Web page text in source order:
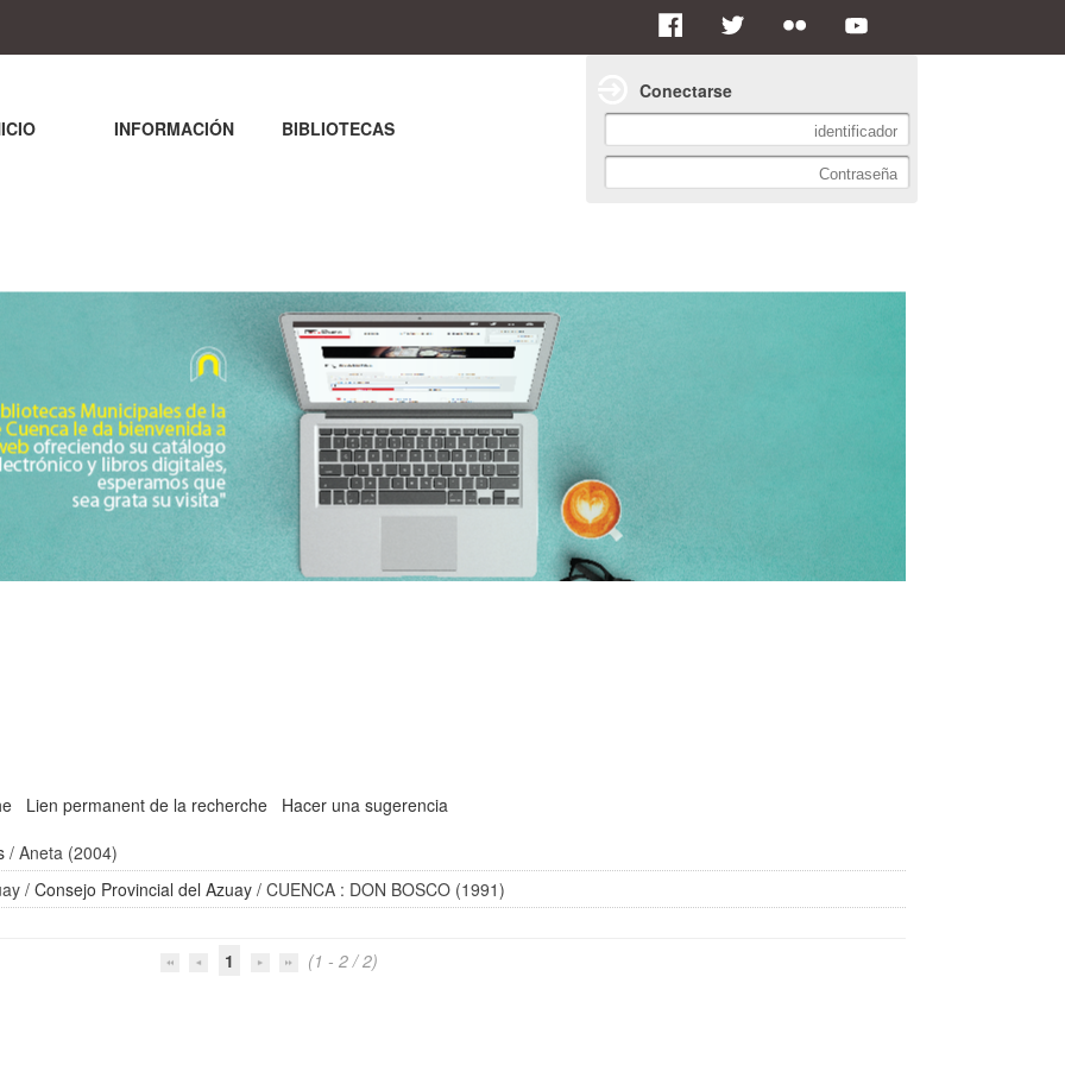
Lien permanent de la recherche
Hacer una sugerencia
/ Aneta (2004)
/Consejo Provincial del Azuay / CUENCA : DON BOSCO (1991)
1 (1 - 2 / 2)
INFORMACIÓN BIBLIOTECAS
Conectarse